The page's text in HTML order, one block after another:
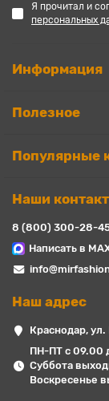
Я прочитал и
персональных
Информация
Полезное
Популярные
Наши
8 (800) 300-28-
Написать в
Наш адрес
Краснодар,
ПН-ПТ с 09.00
Суббота
Воскресенье